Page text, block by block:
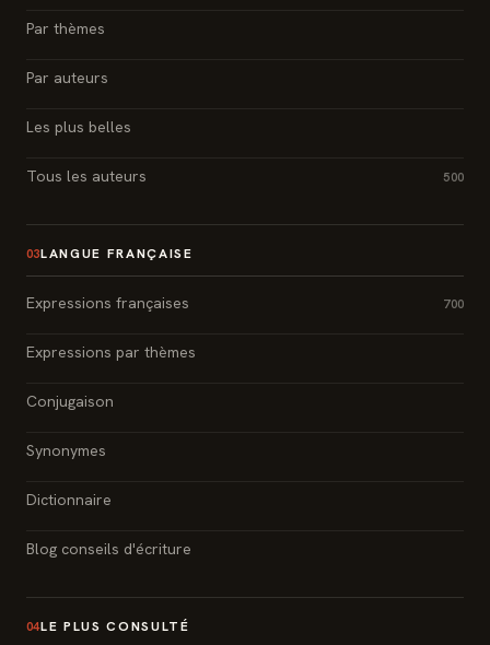
Par thèmes
Par auteurs
Les plus belles
Tous les auteurs 500
03LANGUE FRANÇAISE
Expressions françaises 700
Expressions par thèmes
Conjugaison
Synonymes
Dictionnaire
Blog conseils d'écriture
04LE PLUS CONSULTÉ